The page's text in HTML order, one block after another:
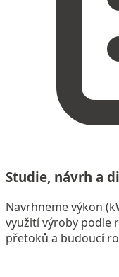
Studie, návrh a
Navrhneme výkon
využití výroby podle
přetoků a budoucí